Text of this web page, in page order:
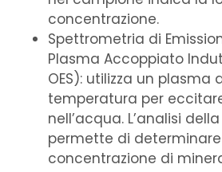
concentrazione.
Spettrometria di
Plasma Accoppiato
OES): utilizza un plasma
temperatura per
nell’acqua. L’analisi
permette di
concentrazione di